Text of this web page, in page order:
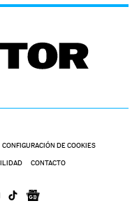
CONFIGURACIÓN DE COOKIES
CONTACTO